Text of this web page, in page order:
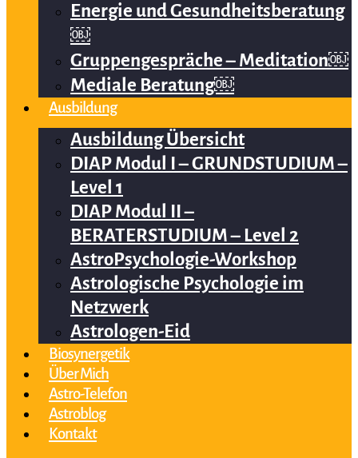
Energie und Gesundheitsberatung
￼
Gruppengespräche – Meditation￼
Mediale Beratung￼
Ausbildung
Ausbildung Übersicht
DIAP Modul I – GRUNDSTUDIUM –
Level 1
DIAP Modul II –
BERATERSTUDIUM – Level 2
AstroPsychologie-Workshop
Astrologische Psychologie im
Netzwerk
Astrologen-Eid
Biosynergetik
Über Mich
Astro-Telefon
Astroblog
Kontakt